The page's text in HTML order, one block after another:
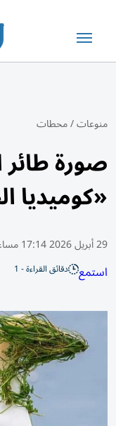
منوعات/محطات
صورة طائر
«كوميديا
29 أبريل 2026 17:14 مساء
استمع دقائق القراءة - 1